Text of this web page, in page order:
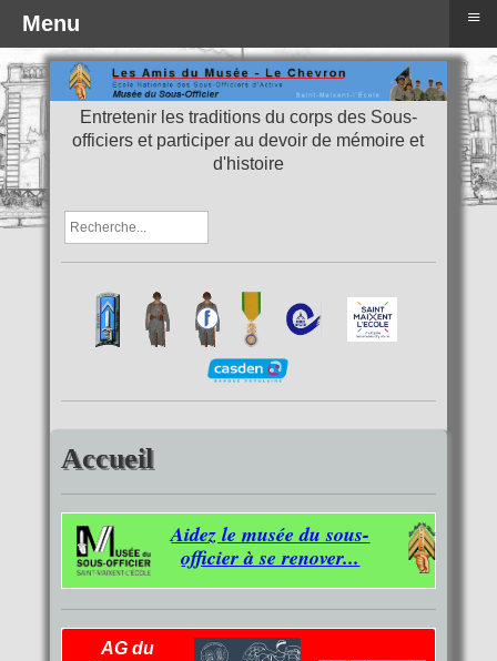
Entretenir les traditions du corps des Sous-
officiers et participer au devoir de mémoire et
d'histoire
Accueil
Aidez le musée du sous-
officier à se renover...
AG du
Menu ≡